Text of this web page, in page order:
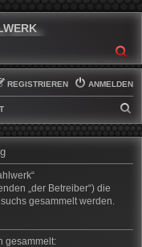
ANMELDEN
REGISTRIEREN
U
H
„der Betreiber“) die
gesammelt werden.
gesammelt: